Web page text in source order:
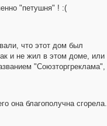
"петушня" ! :(
что этот дом был
и не жил в этом доме, или
"Союзторгреклама",
она благополучна сгорела.